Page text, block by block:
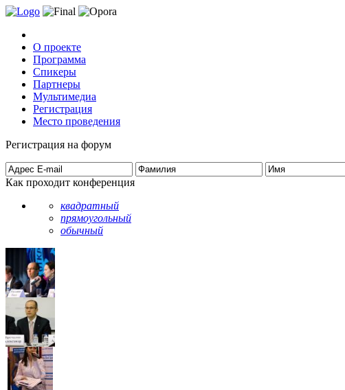
О проекте
Программа
Спикеры
Партнеры
Мультимедиа
Регистрация
Место проведения
Регистрация на форум
Как проходит конференция
квадратный
прямоугольный
обычный